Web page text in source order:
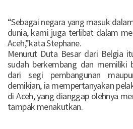
“Sebagai negara yang masuk
dunia, kami juga terlibat dalam
Aceh,”kata Stephane.
Menurut Duta Besar dari Belgia
sudah berkembang dan memiliki
dari segi pembangunan
demikian, ia mempertanyakan
di Aceh, yang dianggap olehnya
tampak menakutkan.